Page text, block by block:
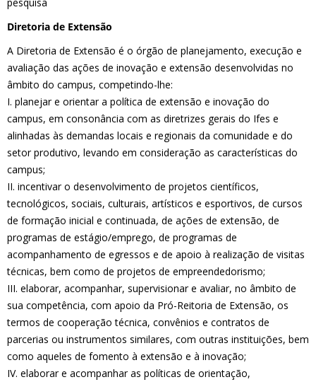
Diretoria de Extensão
A Diretoria de Extensão é o órgão de planejamento, execução e
avaliação das ações de inovação e extensão desenvolvidas no
âmbito do campus, competindo-lhe:
I. planejar e orientar a política de extensão e inovação do
campus, em consonância com as diretrizes gerais do Ifes e
alinhadas às demandas locais e regionais da comunidade e do
setor produtivo, levando em consideração as características do
campus;
II. incentivar o desenvolvimento de projetos científicos,
tecnológicos, sociais, culturais, artísticos e esportivos, de cursos
de formação inicial e continuada, de ações de extensão, de
programas de estágio/emprego, de programas de
acompanhamento de egressos e de apoio à realização de visitas
técnicas, bem como de projetos de empreendedorismo;
III. elaborar, acompanhar, supervisionar e avaliar, no âmbito de
sua competência, com apoio da Pró-Reitoria de Extensão, os
termos de cooperação técnica, convênios e contratos de
parcerias ou instrumentos similares, com outras instituições, bem
como aqueles de fomento à extensão e à inovação;
IV. elaborar e acompanhar as políticas de orientação,